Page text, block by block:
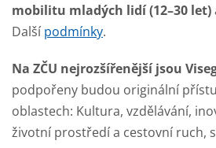
mobilitu mladých lidí (12–30 let)
Další podmínky.
Na ZČU nejrozšířenější jsou
podpořeny budou originální
oblastech: Kultura, vzdělávání,
životní prostředí a cestovní ruch,